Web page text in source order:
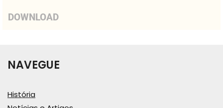
DOWNLOAD
NAVEGUE
História